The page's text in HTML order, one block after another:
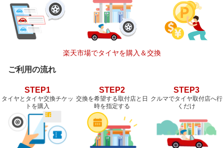
楽天市場でタイヤを購入＆交換
ご利用の流れ
STEP1
タイヤとタイヤ交換チケッ
トを購入
STEP2
交換を希望する取付店と日
時を指定する
STEP3
クルマでタイヤ取付店へ行
くだけ